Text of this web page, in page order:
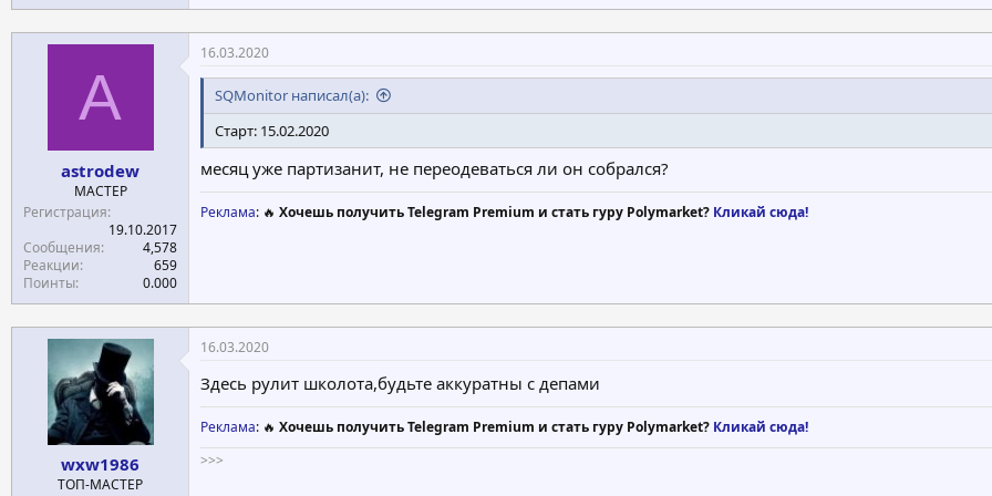
A
astrodew
МАСТЕР
Регистрация
19.10.2017
Сообщения
4,578
Реакции
659
Поинты
0.000
16.03.2020
SQMonitor написал(а):
Старт: 15.02.2020
месяц уже партизанит, не переодеваться ли он собрался?
Реклама: 🔥 Хочешь получить Telegram Premium и стать гуру Polymarket? Кликай сюда!
wxw1986
ТОП-МАСТЕР
16.03.2020
Здесь рулит школота,будьте аккуратны с депами
Реклама: 🔥 Хочешь получить Telegram Premium и стать гуру Polymarket? Кликай сюда!
>>>